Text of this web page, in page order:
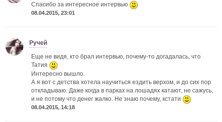
Спасибо за интересное интервью
08.04.2015, 23:01
Ручей
Еще не видя, кто брал интервью, почему-то догадалась, что
Татия
Интересно вышло.
А я вот с детства хотела научиться ездить верхом, и до сих пор
откладываю. Даже когда в парках на лошадях катают, не сажусь,
и не потому что денег жалко. Не знаю почему, кстати
08.04.2015, 14:18